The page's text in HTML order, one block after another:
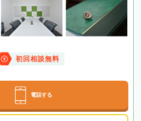
初回相談無料
電話する